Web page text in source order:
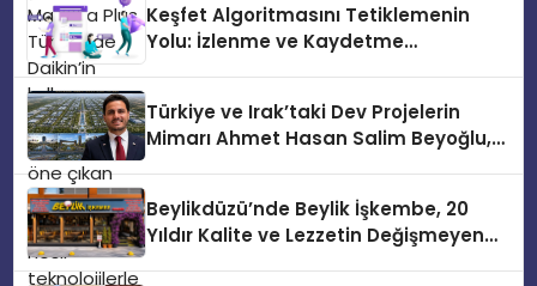
teknolojilerle donatılmış son modeli
VRV kontrol ünitesi Madoka Plus
Türkiye’de satışa sunuldu. Tam
dokunmatik ekranı, mobil uygulama
desteği ve akıllı sensör entegrasyonu
sayesinde iklimlendirme sistemlerinin
yönetimini daha kolay, konforlu ve
verimli hale getiriyor. Enerji
verimliliğini artırırken modern yaşam
Keşfet Algoritmasını Tetiklemenin
Yolu: İzlenme ve Kaydetme
Türkiye ve Irak’taki Dev Projelerin
Mimarı Ahmet Hasan Salim Beyoğlu,
Hayata Geçirecek
Beylikdüzü’nde Beylik İşkembe, 20
Yıldır Kalite ve Lezzetin Değişmeyen